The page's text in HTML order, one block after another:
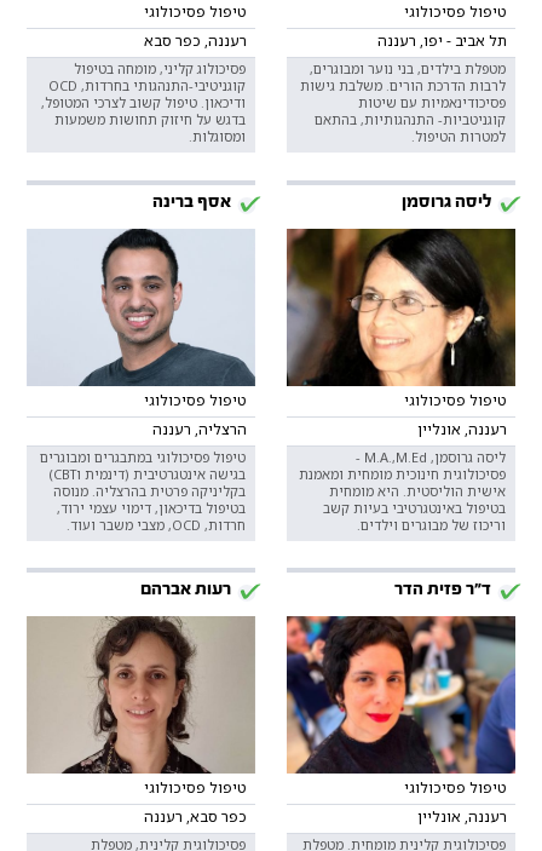
טיפול פסיכולוגי
תל אביב - יפו, רעננה
מטפלת בילדים, בני נוער ומבוגרים,
לרבות הדרכת הורים. משלבת גישות
פסיכודינאמיות עם שיטות
קוגניטביות- התנהגותיות, בהתאם
למטרות הטיפול.
טיפול פסיכולוגי
רעננה, כפר סבא
פסיכולוג קליני, מומחה בטיפול
קוגניטיבי-התנהגותי בחרדות, OCD
ודיכאון. טיפול קשוב לצרכי המטופל,
בדגש על חיזוק תחושות משמעות
ומסוגלות.
ליסה גרוסמן
טיפול פסיכולוגי
רעננה, אונליין
ליסה גרוסמן, M.A.,M.Ed -
פסיכולוגית חינוכית מומחית ומאמנת
אישית הוליסטית. היא מומחית
בטיפול באינטגרטיבי בעיות קשב
וריכוז של מבוגרים וילדים.
אסף ברינה
טיפול פסיכולוגי
הרצליה, רעננה
טיפול פסיכולוגי במתבגרים ומבוגרים
בגישה אינטגרטיבית (דינמית וCBT)
בקליניקה פרטית בהרצליה. מנוסה
בטיפול בדיכאון, דימוי עצמי ירוד,
חרדות, OCD, מצבי משבר ועוד.
ד"ר פזית הדר
טיפול פסיכולוגי
רעננה, אונליין
פסיכולוגית קלינית מומחית. מטפלת
רעות אברהם
טיפול פסיכולוגי
כפר סבא, רעננה
פסיכולוגית קלינית, מטפלת